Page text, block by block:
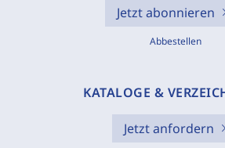
Jetzt abonnieren
Abbestellen
KATALOGE &
Jetzt anfordern